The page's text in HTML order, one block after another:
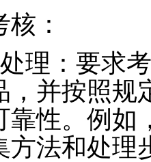
：
理：要求
，并按照规
靠性。例如
方法和处理